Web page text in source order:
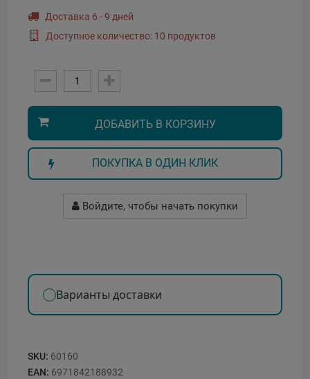
Доставка 6 - 9 дней
Доступное количество: 10 продуктов
ДОБАВИТЬ В КОРЗИНУ
ПОКУПКА В ОДИН КЛИК
Войдите, чтобы начать покупки
Варианты доставки
SKU: 60160
EAN: 6971842188932